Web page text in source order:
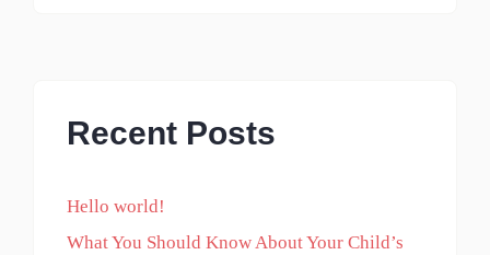
Recent Posts
Hello world!
What You Should Know About Your Child’s